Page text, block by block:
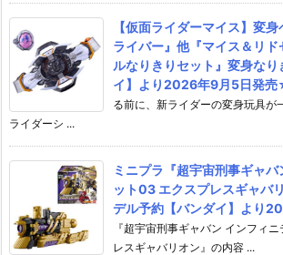
【仮面ライダーマイス】変
ライバー』他『マイス＆リ
ルなりきりセット』変身な
イ】より2026年9月5日発
る前に、新ライダーの変身玩具が
ライダーシ ...
ミニプラ『超宇宙刑事ギャ
ット03 エクスプレスギャバ
デル予約【バンダイ】より
『超宇宙刑事ギャバン インフィ
レスギャバリオン』の内容 ...